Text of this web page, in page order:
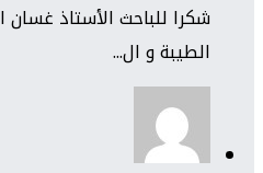
شكرا للباحث الأستاذ
الطيبة و ال...